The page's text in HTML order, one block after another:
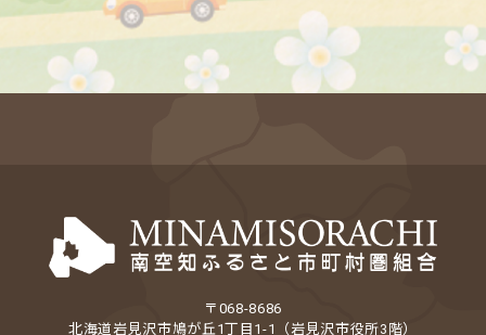
〒068-8686
北海道岩見沢市鳩が丘1丁目1-1（岩見沢市役所3階）